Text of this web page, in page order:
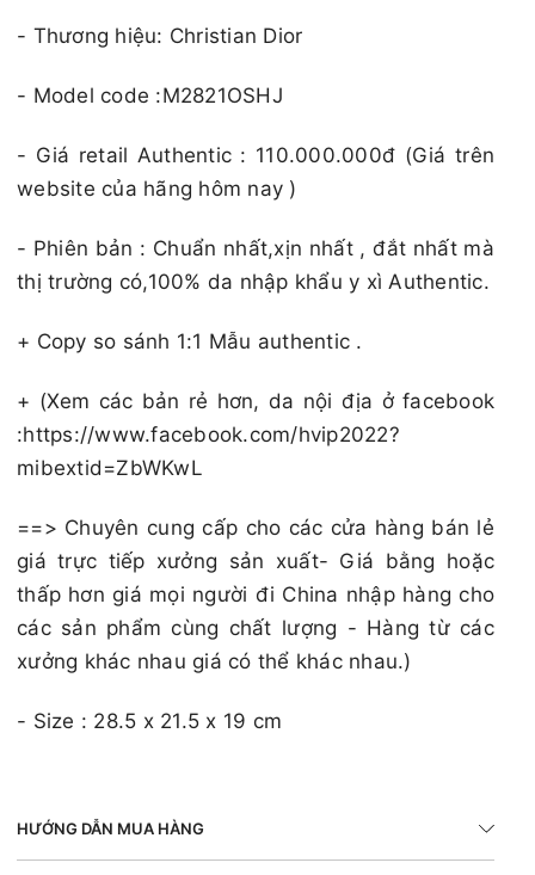
- Thương hiệu: Christian Dior
- Model code :M2821OSHJ
​​​- Giá retail Authentic : 110.000.000đ (Giá trên
website của hãng hôm nay )​​​
- Phiên bản : Chuẩn nhất,xịn nhất , đắt nhất mà
thị trường có,100% da nhập khẩu y xì Authentic.
+ Copy so sánh 1:1 Mẫu authentic .
+ (Xem các bản rẻ hơn, da nội địa ở facebook
:https://www.facebook.com/hvip2022?
mibextid=ZbWKwL
==> Chuyên cung cấp cho các cửa hàng bán lẻ
giá trực tiếp xưởng sản xuất- Giá bằng hoặc
thấp hơn giá mọi người đi China nhập hàng cho
các sản phẩm cùng chất lượng - Hàng từ các
xưởng khác nhau giá có thể khác nhau.)
- Size : 28.5 x 21.5 x 19 cm
HƯỚNG DẪN MUA HÀNG